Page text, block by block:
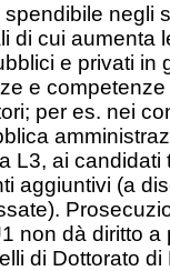
spendibile negli
di cui aumenta
e privati in
e
per es. nei
L3, ai candidati
aggiuntivi (a
non dà diritto a
di Dottorato di